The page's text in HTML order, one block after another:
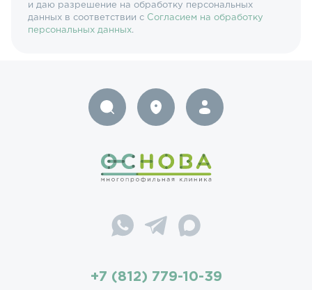
и даю разрешение на обработку персональных
данных в соответствии с Согласием на обработку
персональных данных.
+7 (812) 779-10-39